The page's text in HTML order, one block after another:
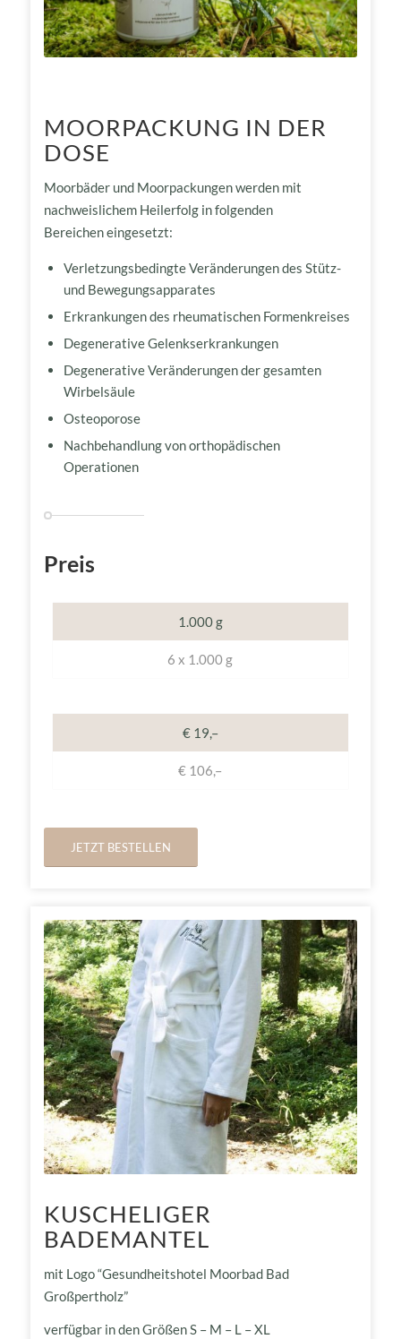
MOORPACKUNG IN DER
DOSE
Moorbäder und Moorpackungen werden mit
nachweislichem Heilerfolg in folgenden
Bereichen eingesetzt:
Verletzungsbedingte Veränderungen des Stütz-
und Bewegungsapparates
Erkrankungen des rheumatischen Formenkreises
Degenerative Gelenkserkrankungen
Degenerative Veränderungen der gesamten
Wirbelsäule
Osteoporose
Nachbehandlung von orthopädischen
Operationen
Preis
1.000 g
6 x 1.000 g
€ 19,–
€ 106,–
JETZT BESTELLEN
KUSCHELIGER
BADEMANTEL
mit Logo “Gesundheitshotel Moorbad Bad
Großpertholz”
verfügbar in den Größen S – M – L – XL